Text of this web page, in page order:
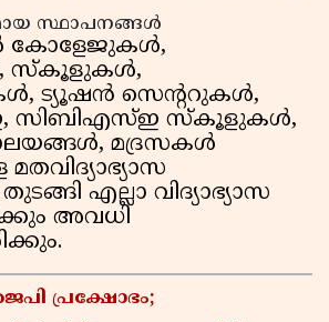
സ്ഥാപനങ്ങൾ
സ്കൂളുകൾ,
ട്യൂഷൻ സെൻ്ററുകൾ,
സ്കൂളുകൾ,
മദ്രസകൾ
എല്ലാ വിദ്യാഭ്യാസ
അവധി
പ്രക്ഷോഭം;